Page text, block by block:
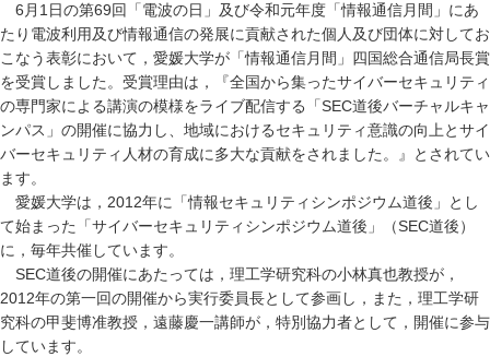
6月1日の第69回「電波の日」及び令和元年度「情報通信月間」にあ
たり電波利用及び情報通信の発展に貢献された個人及び団体に対してお
こなう表彰において，愛媛大学が「情報通信月間」四国総合通信局長賞
を受賞しました。受賞理由は，『全国から集ったサイバーセキュリティ
の専門家による講演の模様をライブ配信する「SEC道後バーチャルキャ
ンパス」の開催に協力し、地域におけるセキュリティ意識の向上とサイ
バーセキュリティ人材の育成に多大な貢献をされました。』とされてい
ます。
愛媛大学は，2012年に「情報セキュリティシンポジウム道後」とし
て始まった「サイバーセキュリティシンポジウム道後」（SEC道後）
に，毎年共催しています。
SEC道後の開催にあたっては，理工学研究科の小林真也教授が，
2012年の第一回の開催から実行委員長として参画し，また，理工学研
究科の甲斐博准教授，遠藤慶一講師が，特別協力者として，開催に参与
しています。